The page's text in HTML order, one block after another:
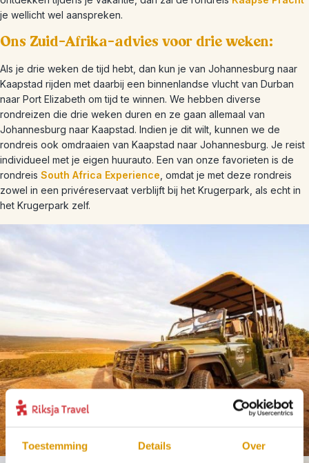
Toestemming Details Over
je wellicht wel aanspreken.
Ons Zuid-Afrika-advies voor drie weken:
Als je drie weken de tijd hebt, dan kun je van Johannesburg naar
Kaapstad rijden met daarbij een binnenlandse vlucht van Durban
naar Port Elizabeth om tijd te winnen. We hebben diverse
rondreizen die drie weken duren en ze gaan allemaal van
Johannesburg naar Kaapstad. Indien je dit wilt, kunnen we de
rondreis ook omdraaien van Kaapstad naar Johannesburg. Je reist
individueel met je eigen huurauto. Een van onze favorieten is de
rondreis South Africa Experience , omdat je met deze rondreis
zowel in een privéreservaat verblijft bij het Krugerpark, als echt in
het Krugerpark zelf.